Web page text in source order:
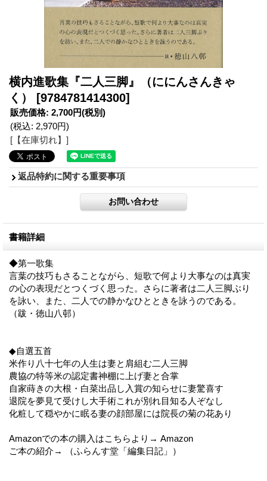
横内進歌集『二人三脚』（ににんさんきゃ
く） [9784781414300]
販売価格: 2,700円(税別)
(税込: 2,970円)
[【在庫切れ】]
返品特約に関する重要事項
書籍詳細
◆第一歌集
言葉の技巧もさることながら、短歌で何より大事なのは真実
の心の表現だとつくづく思った。さらに著者は二人三脚ぶり
を詠い、また、二人での静かなひとときを詠うのである。
（跋・徳山八邨）
◆自選五首
米作り八十七年の人生は妻と肩組む二人三脚
農協の特等米の認定書神棚に上げ妻と合掌
自家蒔きの大根・白菜出品し入賞の知らせに妻驚喜す
退院を夢見て受けし大手術これが別れ目知る人ぞなし
化粧して穏やかに眠る妻の顔部屋には院長の菊の花あり
Amazonでの本の購入はこちらより→ Amazon
ご本の紹介→ （ふらんす堂「編集日記」）